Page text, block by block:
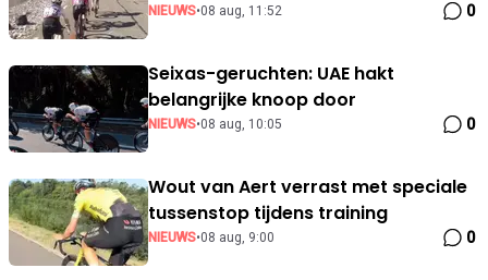
NIEUWS•08 aug, 11:52 0
Seixas-geruchten: UAE hakt
belangrijke knoop door
NIEUWS•08 aug, 10:05 0
Wout van Aert verrast met speciale
tussenstop tijdens training
NIEUWS•08 aug, 9:00 0